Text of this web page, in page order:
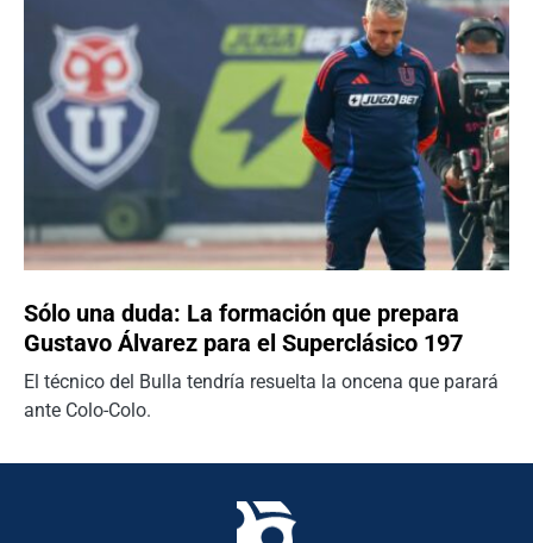
Sólo una duda: La formación que prepara
Gustavo Álvarez para el Superclásico 197
El técnico del Bulla tendría resuelta la oncena que parará
ante Colo-Colo.